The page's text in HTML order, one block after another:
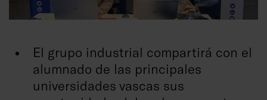
El grupo industrial compartirá con el
alumnado de las principales
universidades vascas sus